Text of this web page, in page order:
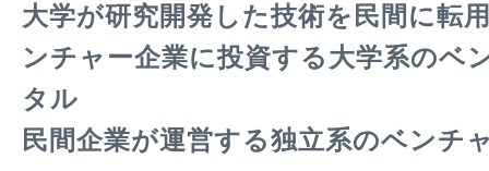
大学が研究開発した技術を民間に転
ンチャー企業に投資する大学系のベ
タル
民間企業が運営する独立系のベンチ